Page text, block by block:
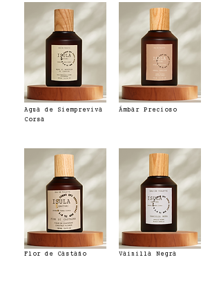
Agua de Siempreviva
Corsa
Ámbar Precioso
Flor de Castaño Vainilla Negra